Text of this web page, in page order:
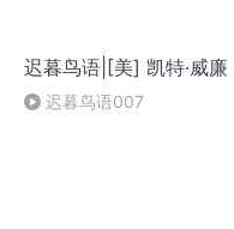
迟暮鸟语|[美] 凯特·威廉
迟暮鸟语007